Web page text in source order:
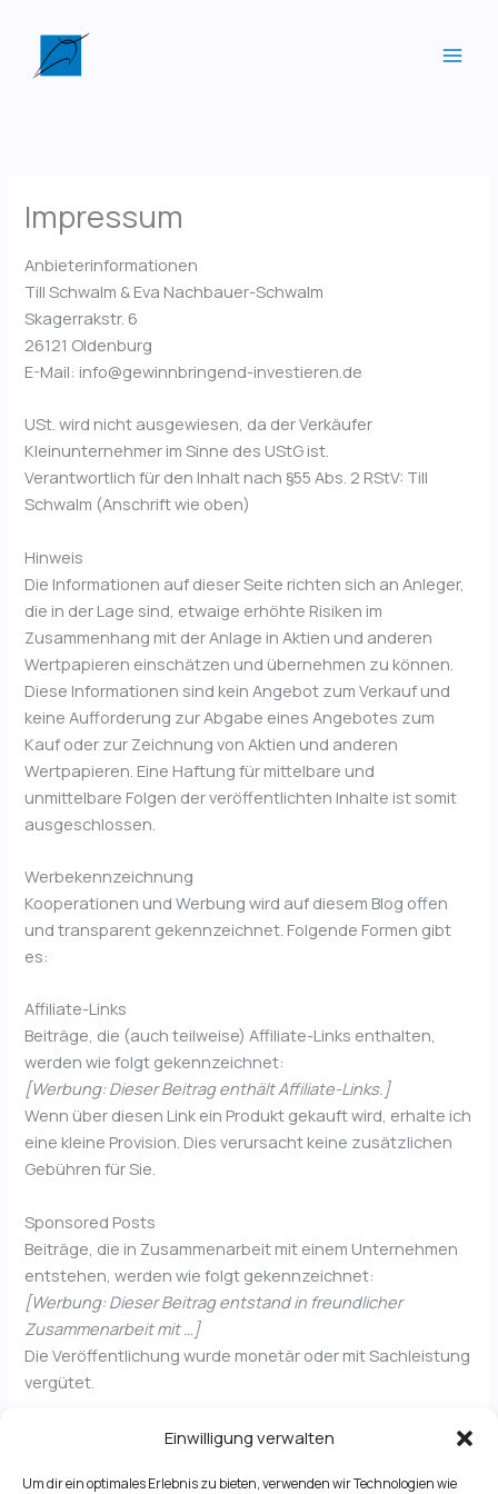
Einwilligung verwalten
Um dir ein optimales Erlebnis zu bieten, verwenden wir Technologien wie
Inhalt
springen
Impressum
Anbieterinformationen
Till Schwalm & Eva Nachbauer-Schwalm
Skagerrakstr. 6
26121 Oldenburg
E-Mail: info@gewinnbringend-investieren.de
USt. wird nicht ausgewiesen, da der Verkäufer
Kleinunternehmer im Sinne des UStG ist.
Verantwortlich für den Inhalt nach §55 Abs. 2 RStV: Till
Schwalm (Anschrift wie oben)
Hinweis
Die Informationen auf dieser Seite richten sich an Anleger,
die in der Lage sind, etwaige erhöhte Risiken im
Zusammenhang mit der Anlage in Aktien und anderen
Wertpapieren einschätzen und übernehmen zu können.
Diese Informationen sind kein Angebot zum Verkauf und
keine Aufforderung zur Abgabe eines Angebotes zum
Kauf oder zur Zeichnung von Aktien und anderen
Wertpapieren. Eine Haftung für mittelbare und
unmittelbare Folgen der veröffentlichten Inhalte ist somit
ausgeschlossen.
Werbekennzeichnung
Kooperationen und Werbung wird auf diesem Blog offen
und transparent gekennzeichnet. Folgende Formen gibt
es:
Affiliate-Links
Beiträge, die (auch teilweise) Affiliate-Links enthalten,
werden wie folgt gekennzeichnet:
[Werbung: Dieser Beitrag enthält Affiliate-Links.]
Wenn über diesen Link ein Produkt gekauft wird, erhalte ich
eine kleine Provision. Dies verursacht keine zusätzlichen
Gebühren für Sie.
Sponsored Posts
Beiträge, die in Zusammenarbeit mit einem Unternehmen
entstehen, werden wie folgt gekennzeichnet:
[Werbung: Dieser Beitrag entstand in freundlicher
Zusammenarbeit mit …]
Die Veröffentlichung wurde monetär oder mit Sachleistung
vergütet.